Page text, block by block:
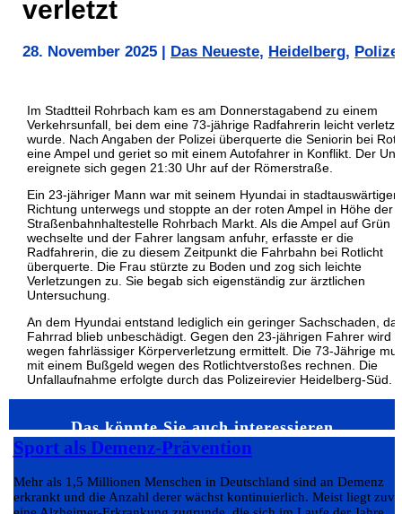
verletzt
28. November 2025 Das Neueste, Heidelberg, Polizei
Im Stadtteil Rohrbach kam es am Donnerstagabend zu einem
Verkehrsunfall, bei dem eine 73-jährige Radfahrerin leicht verletzt
wurde. Nach Angaben der Polizei überquerte die Seniorin bei
eine Ampel und geriet so mit einem Autofahrer in Konflikt. Der
ereignete sich gegen 21:30 Uhr auf der Römerstraße.
Ein 23-jähriger Mann war mit seinem Hyundai in stadtauswärtiger
Richtung unterwegs und stoppte an der roten Ampel in Höhe der
Straßenbahnhaltestelle Rohrbach Markt. Als die Ampel auf Grün
wechselte und der Fahrer langsam anfuhr, erfasste er die
Radfahrerin, die zu diesem Zeitpunkt die Fahrbahn bei Rotlicht
überquerte. Die Frau stürzte zu Boden und zog sich leichte
Verletzungen zu. Sie begab sich eigenständig zur ärztlichen
Untersuchung.
An dem Hyundai entstand lediglich ein geringer Sachschaden,
Fahrrad blieb unbeschädigt. Gegen den 23-jährigen Fahrer wird
wegen fahrlässiger Körperverletzung ermittelt. Die 73-Jährige
mit einem Bußgeld wegen des Rotlichtverstoßes rechnen. Die
Unfallaufnahme erfolgte durch das Polizeirevier Heidelberg-Süd.
Das könnte Sie auch interessieren…
Sport als Demenz-Prävention
Mehr als 1,5 Millionen Menschen in Deutschland sind an Demenz
erkrankt und die Anzahl derer wächst kontinuierlich. Meist liegt